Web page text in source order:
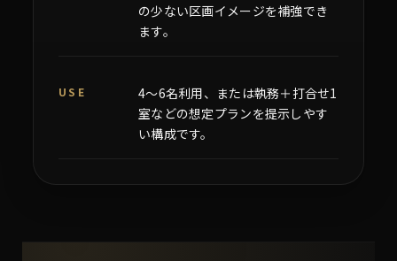
の少ない区画イメージを補強でき
ます。
USE
4〜6名利用、または執務＋打合せ1
室などの想定プランを提示しやす
い構成です。